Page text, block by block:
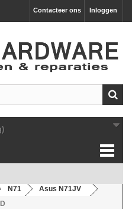
Inloggen
Contacteer ons
N71
Asus N71JV